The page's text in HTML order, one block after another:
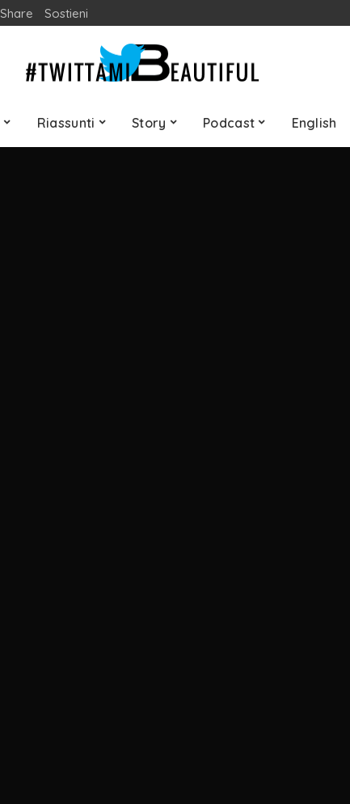
Share Sostieni
Riassunti Story Podcast English